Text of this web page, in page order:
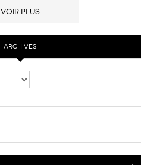
VOIR PLUS
ARCHIVES